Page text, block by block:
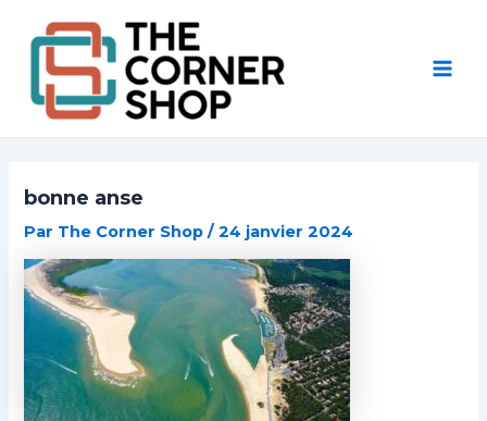
contenu
bonne anse
Par The Corner Shop/24 janvier 2024
navigation